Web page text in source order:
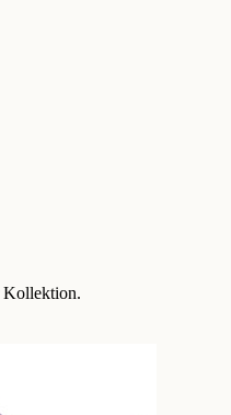
Kollektion.